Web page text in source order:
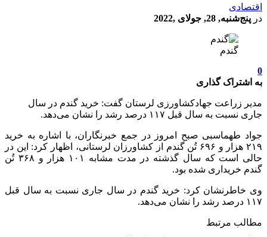
اقتصادی
در پنج‌شنبه, 28, جولای ,2022
گندم
0
به اشتراک گذاری
مدیر زراعت جهادکشاورزی لرستان گفت: خرید گندم در سال
جاری نسبت به سال قبل ۱۱۷ درصد رشد را نشان می‌دهد.
جواد طهماسبی صبح امروز در جمع خبرنگاران، با اشاره به خرید
۲۱۹ هزار و ۶۹۶ تُن گندم از کشاورزان لرستانی، اظهار کرد: این در
حالی است که سال گذشته در مدت مشابه ۱۰۱ هزار و ۳۶۸ تُن
گندم خریداری شده بود.
وی خاطرنشان کرد: خرید گندم در سال جاری نسبت به سال قبل
۱۱۷ درصد رشد را نشان می‌دهد.
مطالب مرتبط